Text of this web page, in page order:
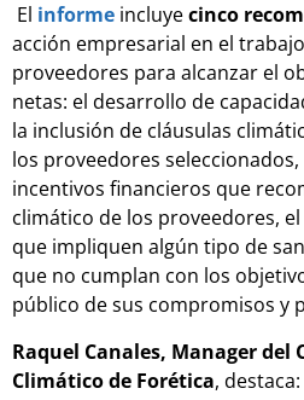
El informe incluyecinco
acción empresarial en el
proveedores para alcanzar el
netas: el desarrollo de
la inclusión de cláusulas
los proveedores
incentivos financieros que
climático de los proveedores,
que impliquen algún tipo de
que no cumplan con los
público de sus compromisos y
Raquel Canales, Manager del
Climático de Forética,